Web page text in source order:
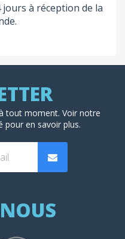
jours à réception de la
tout moment. Voir notre
pour en savoir plus.